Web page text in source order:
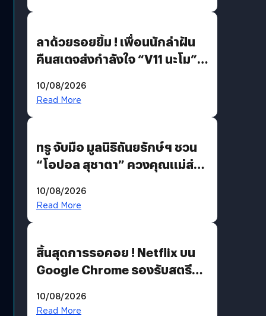
ลาด้วยรอยยิ้ม ! เพื่อนนักล่าฝัน
คืนสเตจส่งกำลังใจ “V11 นะโม”
รักแน่นฮอลล์
10/08/2026
Read More
ทรู จับมือ มูลนิธิถันยรักษ์ฯ ชวน
“โอปอล สุชาตา” ควงคุณแม่ส่ง
เติมเต็มความหมายวันแม่ปีนี้
10/08/2026
Read More
สิ้นสุดการรอคอย ! Netflix บน
Google Chrome รองรับสตรีม
เงื่อนไขที่กำหนด
10/08/2026
Read More